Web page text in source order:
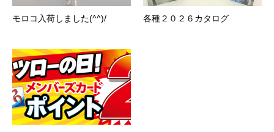
モロコ入荷しました(^^)/ 各種２０２６カタログ